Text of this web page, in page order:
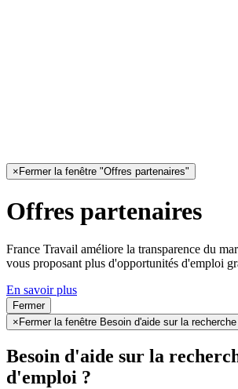
× Fermer la fenêtre "Offres partenaires"
Offres partenaires
France Travail améliore la transparence du
vous proposant plus d'opportunités d'emploi
En savoir plus
Fermer
× Fermer la fenêtre Besoin d'aide sur la
Besoin d'aide sur la
d'emploi ?